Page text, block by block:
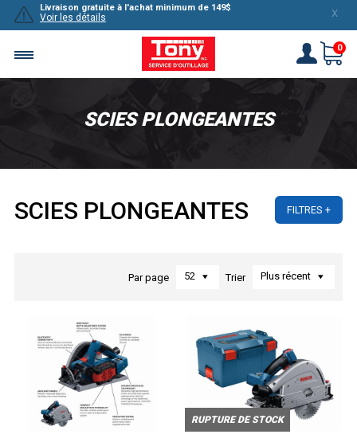
Livraison gratuite à l'achat minimum de 149$
Voir les détails X
0
SCIES PLONGEANTES
SCIES PLONGEANTES FILTRES
Par page 52 Trier Plus récent
RUPTURE DE STOCK